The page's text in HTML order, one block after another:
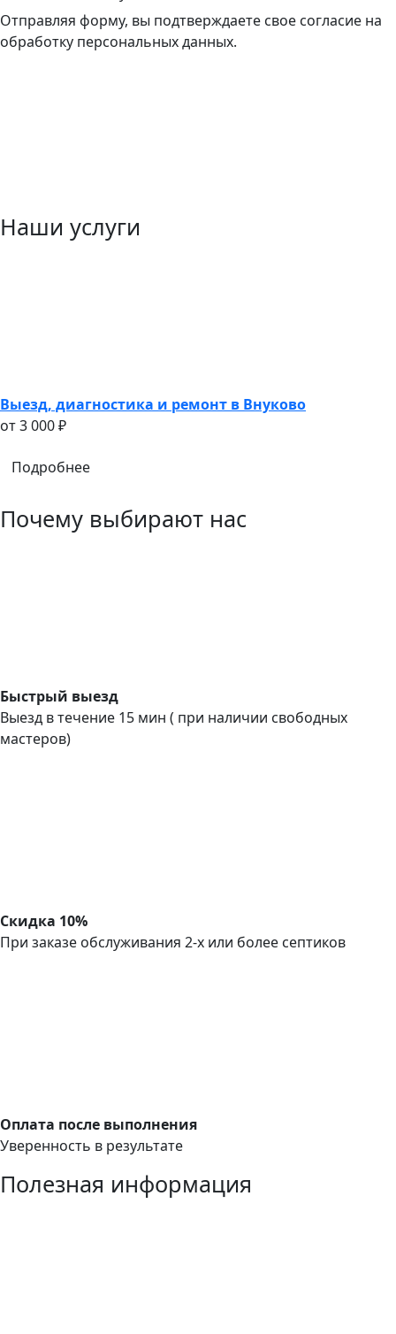
Отправляя форму, вы подтверждаете свое согласие на
обработку персональных данных.
Наши услуги
Выезд, диагностика и ремонт в Внуково
oт 3 000 ₽
Подробнее
Почему выбирают нас
Быстрый выезд
Выезд в течение 15 мин ( при наличии свободных
мастеров)
Скидка 10%
При заказе обслуживания 2-х или более септиков
Оплата после выполнения
Уверенность в результате
Полезная информация